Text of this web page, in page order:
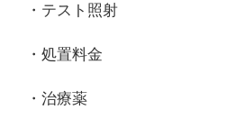
・テスト照射
・処置料金
・治療薬